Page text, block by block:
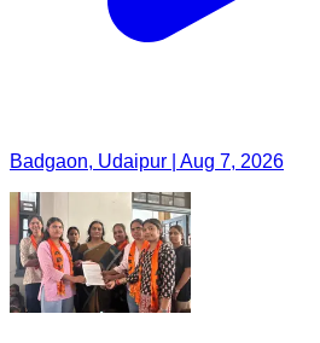
Badgaon, Udaipur | Aug 7, 2026